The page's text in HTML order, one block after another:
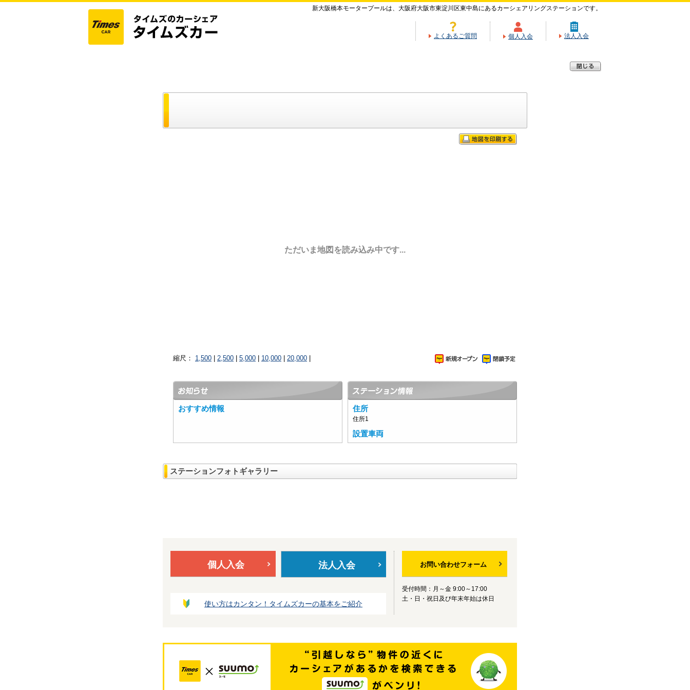
新大阪橋本モータープールは、大阪府大阪市東淀川区東中島にあるカーシェアリングステーションです。
よくあるご質問 個人入会 法人入会
ただいま地図を読み込み中です...
縮尺： 1,500 2,500 5,000 10,000 20,000
おすすめ情報 住所
住所1
設置車両
ステーションフォトギャラリー
個人入会 法人入会
使い方はカンタン！タイムズカーの基本をご紹介
お問い合わせフォーム
受付時間：月～金 9:00～17:00
土・日・祝日及び年末年始は休日